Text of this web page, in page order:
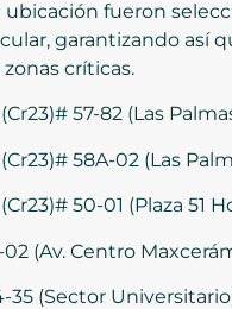
ubicación fueron
garantizando así
críticas.
57-82 (Las
58A-02 (Las
50-01 (Plaza 51
02 (Av. Centro
35 (Sector